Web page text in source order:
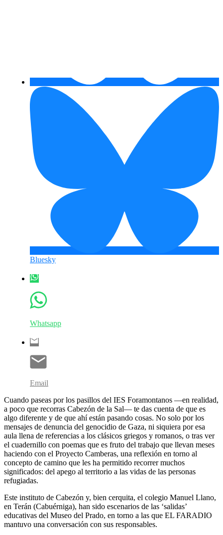
Bluesky
Whatsapp
Email
Cuando paseas por los pasillos del IES Foramontanos —en realidad,
a poco que recorras Cabezón de la Sal— te das cuenta de que es
algo diferente y de que ahí están pasando cosas. No solo por los
mensajes de denuncia del genocidio de Gaza, ni siquiera por esa
aula llena de referencias a los clásicos griegos y romanos, o tras ver
el cuadernillo con poemas que es fruto del trabajo que llevan meses
haciendo con el Proyecto Camberas, una reflexión en torno al
concepto de camino que les ha permitido recorrer muchos
significados: del apego al territorio a las vidas de las personas
refugiadas.
Este instituto de Cabezón y, bien cerquita, el colegio Manuel Llano,
en Terán (Cabuérniga), han sido escenarios de las ‘salidas’
educativas del Museo del Prado, en torno a las que EL FARADIO
mantuvo una conversación con sus responsables.